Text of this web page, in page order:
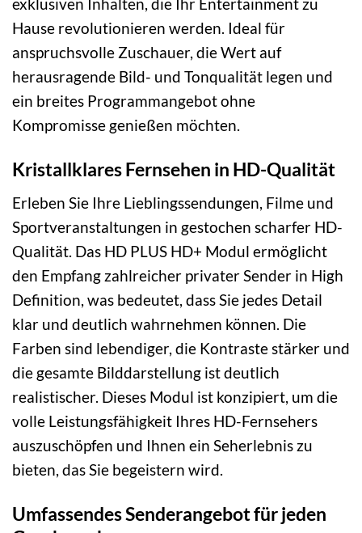
Hause revolutionieren werden. Ideal für
anspruchsvolle Zuschauer, die Wert auf
herausragende Bild- und Tonqualität legen und
ein breites Programmangebot ohne
Kompromisse genießen möchten.
Kristallklares Fernsehen in HD-Qualität
Erleben Sie Ihre Lieblingssendungen, Filme und
Sportveranstaltungen in gestochen scharfer HD-
Qualität. Das HD PLUS HD+ Modul ermöglicht
den Empfang zahlreicher privater Sender in High
Definition, was bedeutet, dass Sie jedes Detail
klar und deutlich wahrnehmen können. Die
Farben sind lebendiger, die Kontraste stärker und
die gesamte Bilddarstellung ist deutlich
realistischer. Dieses Modul ist konzipiert, um die
volle Leistungsfähigkeit Ihres HD-Fernsehers
auszuschöpfen und Ihnen ein Seherlebnis zu
bieten, das Sie begeistern wird.
Umfassendes Senderangebot für jeden